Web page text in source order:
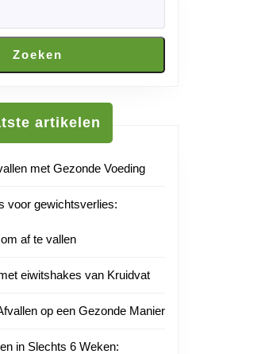
Zoeken
artikelen
met Gezonde Voeding
voor gewichtsverlies:
af te vallen
eiwitshakes van Kruidvat
op een Gezonde Manier
in Slechts 6 Weken: